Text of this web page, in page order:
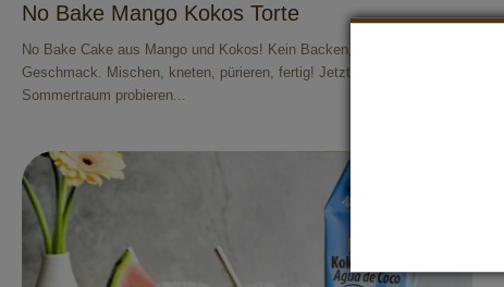
No Bake Mango Kokos Torte
No Bake Cake aus Mango und Kokos! Kein Backen, dafür maximaler
Geschmack. Mischen, kneten, pürieren, fertig! Jetzt unseren fruchtigen
Sommertraum probieren...